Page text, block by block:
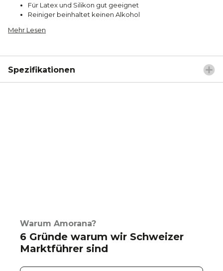
Für Latex und Silikon gut geeignet
Reiniger beinhaltet keinen Alkohol
Mehr Lesen
Spezifikationen
Warum Amorana?
6 Gründe warum wir Schweizer
Marktführer sind